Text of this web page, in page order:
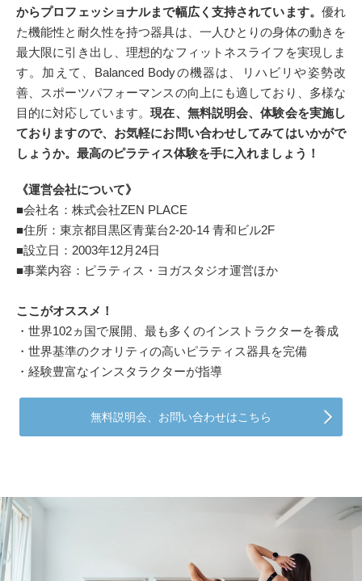
からプロフェッショナルまで幅広く支持されています。 優れ
た機能性と耐久性を持つ器具は、一人ひとりの身体の動きを
最大限に引き出し、理想的なフィットネスライフを実現しま
す。加えて、Balanced Bodyの機器は、リハビリや姿勢改
善、スポーツパフォーマンスの向上にも適しており、多様な
目的に対応しています。現在、無料説明会、体験会を実施し
ておりますので、お気軽にお問い合わせしてみてはいかがで
しょうか。最高のピラティス体験を手に入れましょう！
《運営会社について》
■会社名：株式会社ZEN PLACE
■住所：東京都目黒区青葉台2-20-14 青和ビル2F
■設立日：2003年12月24日
■事業内容：ピラティス・ヨガスタジオ運営ほか
ここがオススメ！
・世界102ヵ国で展開、最も多くのインストラクターを養成
・世界基準のクオリティの高いピラティス器具を完備
・経験豊富なインスタラクターが指導
無料説明会、お問い合わせはこちら